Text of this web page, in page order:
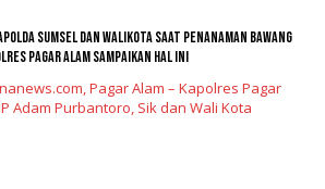
Sumsel Dan Walikota Saat Penanaman Bawang
Pagar Alam Sampaikan Hal Ini
Pagar Alam – Kapolres Pagar
Adam Purbantoro, Sik dan Wali Kota